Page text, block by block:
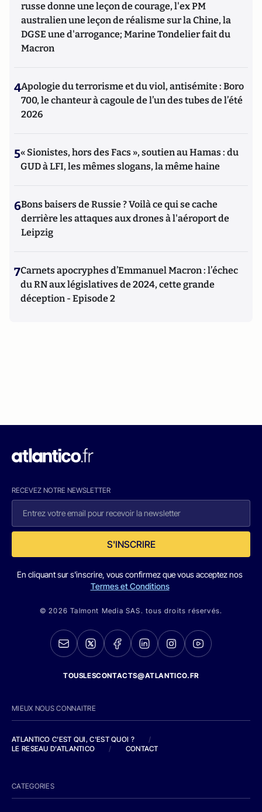
russe donne une leçon de courage, l'ex PM
australien une leçon de réalisme sur la Chine, la
DGSE une d'arrogance; Marine Tondelier fait du
Macron
4Apologie du terrorisme et du viol, antisémite : Boro
700, le chanteur à cagoule de l’un des tubes de l’été
2026
5« Sionistes, hors des Facs », soutien au Hamas : du
GUD à LFI, les mêmes slogans, la même haine
6Bons baisers de Russie ? Voilà ce qui se cache
derrière les attaques aux drones à l'aéroport de
Leipzig
7Carnets apocryphes d’Emmanuel Macron : l’échec
du RN aux législatives de 2024, cette grande
déception - Episode 2
RECEVEZ NOTRE NEWSLETTER
S'INSCRIRE
En cliquant sur s'inscrire, vous confirmez que vous acceptez nos
Termes et Conditions
© 2026 Talmont Media SAS. tous droits réservés.
TOUSLESCONTACTS@ATLANTICO.FR
MIEUX NOUS CONNAITRE
ATLANTICO C'EST QUI, C'EST QUOI ?
/
LE RESEAU D'ATLANTICO
/ CONTACT
CATEGORIES